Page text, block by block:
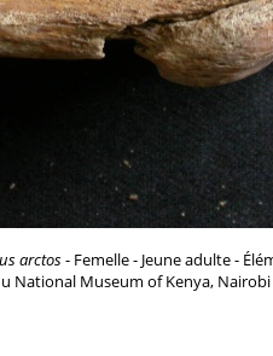
arctos- Femelle - Jeune adulte -
Museum of Kenya, Nairobi